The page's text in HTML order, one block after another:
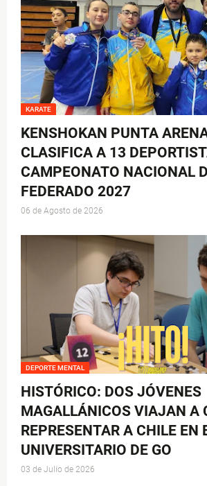
KARATE
KENSHOKAN PUNTA
CLASIFICA A 13
CAMPEONATO NACIONAL
FEDERADO 2027
06 de Agosto de 2026
DEPORTE MENTAL
HISTÓRICO: DOS JÓVENES
MAGALLÁNICOS VIAJAN A
REPRESENTAR A CHILE EN
UNIVERSITARIO DE GO
03 de Julio de 2026